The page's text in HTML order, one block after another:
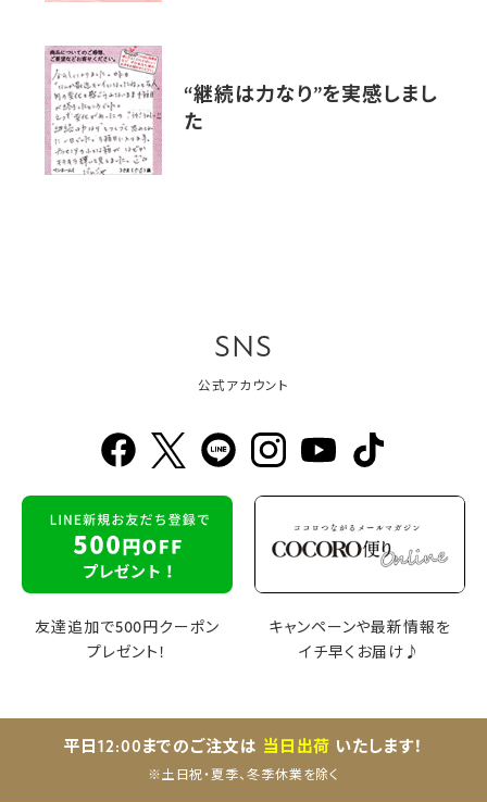
“継続は力なり”を実感しまし
た
SNS
公式アカウント
友達追加で500円クーポン
プレゼント！
キャンペーンや最新情報を
イチ早くお届け♪
平日12:00までのご注文は 当日出荷 いたします！
※土日祝・夏季、冬季休業を除く